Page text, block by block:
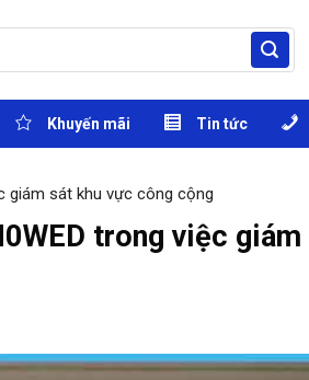
Khuyến mãi Tin tức
giám sát khu vực công cộng
trong việc